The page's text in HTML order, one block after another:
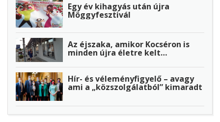
Egy év kihagyás után újra
Möggyfesztivál
Az éjszaka, amikor Kocséron is
minden újra életre kelt…
Hír- és véleményfigyelő – avagy
ami a „közszolgálatból” kimaradt